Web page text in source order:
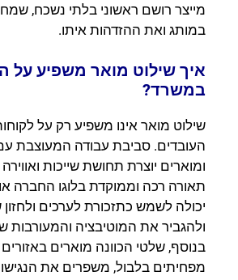
מייצר רושם ראשוני בלתי נשכח,
במותג ואת ההזדהות איתו.
איך שילוט מואר משפיע על
במשרד?
שילוט מואר אינו משפיע רק על
העובדים. סביבת עבודה המעוצבת
ומוארים יוצרת תחושת שייכות
תאורה רכה וממוקדת בלוגו החברה
יכולה לשמש כתזכורת לערכים
ולהגביר את המוטיבציה והמעורבות
בנוסף, שלטי הכוונה מוארים
מפחיתים בלבול, משפרים את